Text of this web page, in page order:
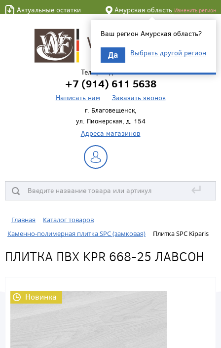
Актуальные остатки Амурская область Изменить регион
Ваш регион Амурская область?
Да Выбрать другой регион
Телефон для связи
+7 (914) 611 5638
Написать нам Заказать звонок
г. Благовещенск,
ул. Пионерская, д. 154
Адреса магазинов
↵
Главная
Каталог товаров
Каменно-полимерная плитка SPC (замковая)
Плитка SPC Kiparis
ПЛИТКА ПВХ KPR 668-25 ЛАВСОН
Новинка